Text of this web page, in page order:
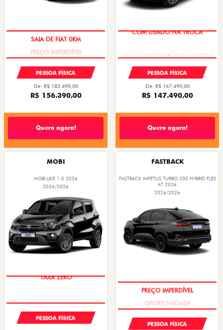
SAIA DE FIAT 0KM
PESSOA FÍSICA
De: R$ 183.490,00
R$ 156.390,00
Quero agora!
COM USADO NA TROCA
PESSOA FÍSICA
De: R$ 167.490,00
R$ 147.490,00
Quero agora!
MOBI
MOBI LIKE 1.0 2026
2026/2026
TAXA ZERO
PESSOA FÍSICA
FASTBACK
FASTBACK IMPETUS TURBO 200 HYBRID FLEX
AT 2026
2026/2026
PREÇO IMPERDÍVEL
PESSOA FÍSICA